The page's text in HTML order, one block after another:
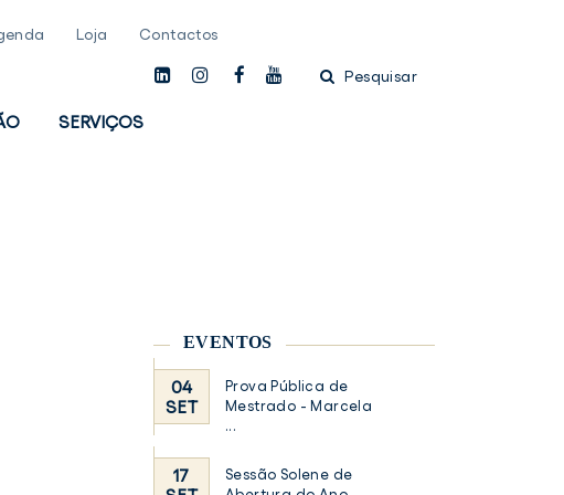
Loja Contactos
linkedininstagamfacebook
youtubePesquisar
SERVIÇOS
EVENTOS
04
SET
Prova Pública de
Mestrado - Marcela
...
17
Sessão Solene de